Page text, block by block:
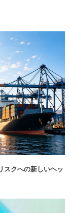
スクへの新しいヘッ